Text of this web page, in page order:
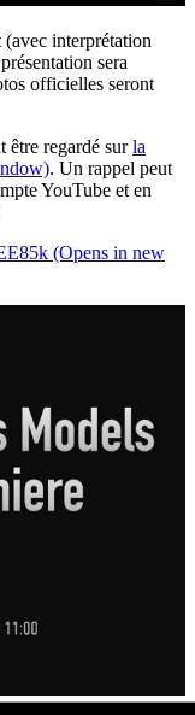
interprétation
sera
officielles seront
être regardé surla
. Un rappel peut
YouTube et en
(Opens in new